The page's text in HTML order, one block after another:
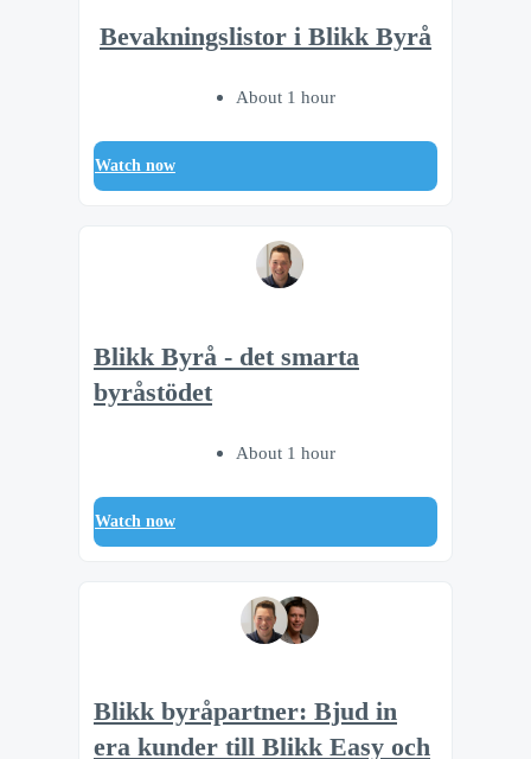
Bevakningslistor i Blikk Byrå
About 1 hour
Watch now
Blikk Byrå - det smarta
byråstödet
About 1 hour
Watch now
Blikk byråpartner: Bjud in
era kunder till Blikk Easy och